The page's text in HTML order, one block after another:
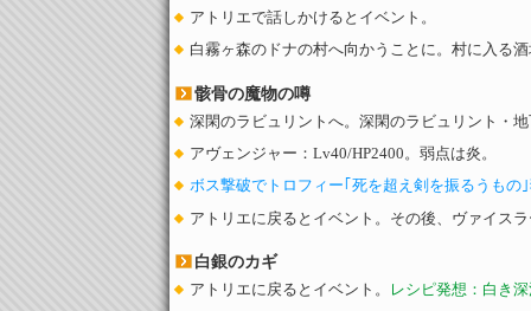
アトリエで話しかけるとイベント。
白霧ヶ森のドナの村へ向かうことに。村に入る
骸骨の魔物の噂
深閑のラビュリントへ。深閑のラビュリント・
アヴェンジャー：Lv40/HP2400。弱点は炎。
ボス撃破でトロフィー｢死を超え剣を振るうもの
アトリエに戻るとイベント。その後、ヴァイス
白銀のカギ
アトリエに戻るとイベント。
レシピ発想：白き